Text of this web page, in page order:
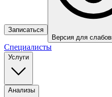
Записаться
Версия для
Специалисты
Услуги
Анализы